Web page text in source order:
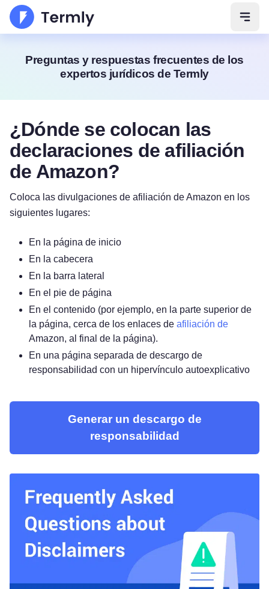
Abrir
Preguntas y respuestas frecuentes de los
expertos jurídicos de Termly
¿Dónde se colocan las
declaraciones de afiliación
de Amazon?
Coloca las divulgaciones de afiliación de Amazon en los
siguientes lugares:
En la página de inicio
En la cabecera
En la barra lateral
En el pie de página
En el contenido (por ejemplo, en la parte superior de
la página, cerca de los enlaces de afiliación de
Amazon, al final de la página).
En una página separada de descargo de
responsabilidad con un hipervínculo autoexplicativo
Generar un descargo de
responsabilidad